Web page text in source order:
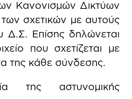
Κανονισμών Δικτύων
σχετικών με αυτούς
Επίσης δηλώνεται
που σχετίζεται με
της κάθε σύνδεσης.
της αστυνομικής